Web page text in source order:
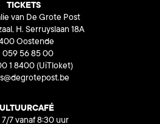
TICKETS
van De Grote Post
H. Serruyslaan 18A
Oostende
059 56 85 00
1 8400 (UiTloket)
7 vanaf 8:30 uur